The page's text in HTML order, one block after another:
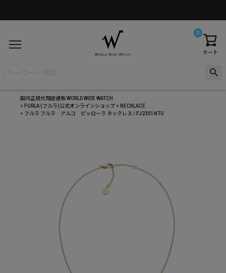
カート
0
国内正規代理店通販 WORLD WIDE WATCH
FURLA (フルラ)公式オンラインショップ
NECKLACE
フルラ フルラ アルコ ピッローラ ネックレス / FJ2301NTU